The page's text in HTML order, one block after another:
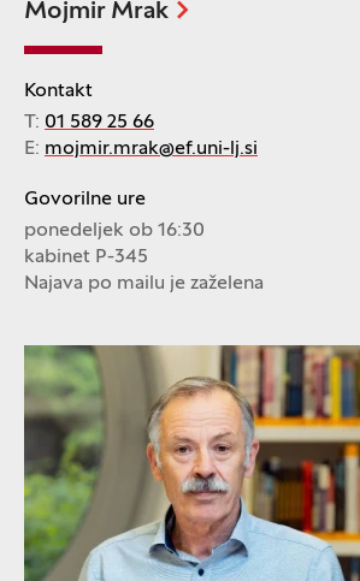
Mojmir Mrak
Kontakt
T: 01 589 25 66
E: mojmir.mrak@ef.uni-lj.si
Govorilne ure
ponedeljek ob 16:30
kabinet P-345
Najava po mailu je zaželena